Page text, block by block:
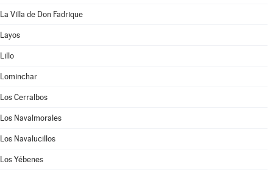
La Villa de Don Fadrique
Layos
Lillo
Lominchar
Los Cerralbos
Los Navalmorales
Los Navalucillos
Los Yébenes